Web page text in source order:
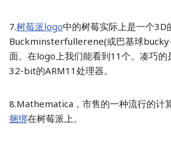
7.树莓派logo中的树莓实际上是一个3D
Buckminsterfullerene(或巴基球
面。在logo上我们能看到11个。凑巧的
32-bit的ARM11处理器。
8.Mathematica，市售的一种流行的计
捆绑在树莓派上。